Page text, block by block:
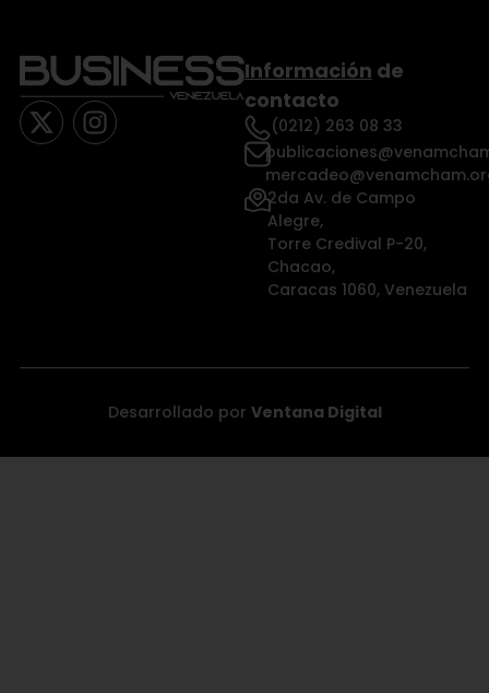
Información de
contacto
(0212) 263 08 33
2da Av. de Campo
Alegre,
Torre Credival P-20,
Chacao,
Caracas 1060, Venezuela
Desarrollado por Ventana Digital